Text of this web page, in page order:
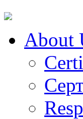
About